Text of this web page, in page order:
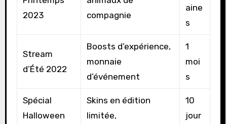
2023
compagnie
aine
s
Stream
d’Été 2022
Boosts d’expérience,
monnaie
d’événement
1
moi
s
Spécial
Halloween
Skins en édition
limitée,
10
jour